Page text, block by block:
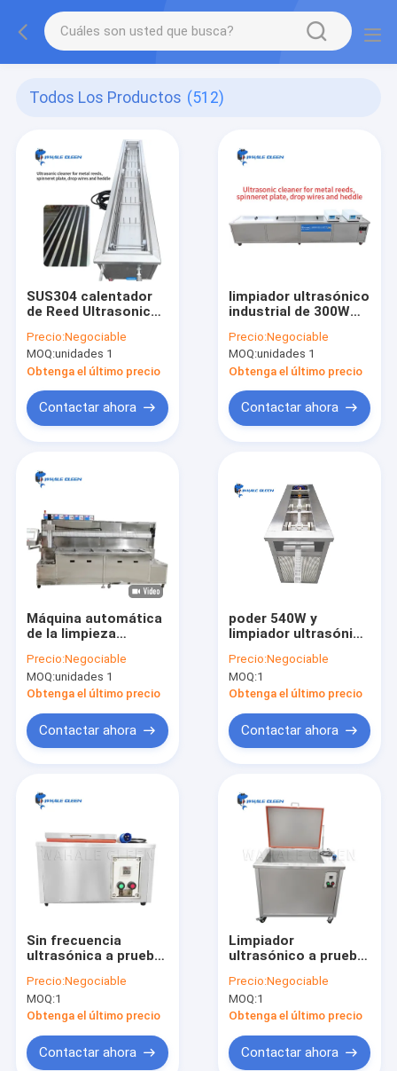
Todos Los Productos (512)
SUS304 calentador
de Reed Ultrasonic
del metal del tanque
3.6KW
Precio:Negociable
MOQ:unidades 1
Obtenga el último precio
Contactar ahora
limpiador ultrasónico
industrial de 300W
lizo de los alambres
de descenso de la
placa de la hilera
Precio:Negociable
MOQ:unidades 1
Obtenga el último precio
Contactar ahora
Máquina automática
de la limpieza
tanques 108L cinco
con el brazo del
robot
Precio:Negociable
MOQ:unidades 1
Obtenga el último precio
Contactar ahora
poder 540W y
limpiador ultrasónico
metal de 62L
Capapcity 40K para
sellar
Precio:Negociable
MOQ:1
Obtenga el último precio
Contactar ahora
Sin frecuencia
ultrasónica a prueba
limpiador 28K del
calentador 10L
Precio:Negociable
MOQ:1
Obtenga el último precio
Contactar ahora
Limpiador
ultrasónico a prueba
sumergible de los
transductores 28K
con la capacidad
Precio:Negociable
MOQ:1
Obtenga el último precio
Contactar ahora